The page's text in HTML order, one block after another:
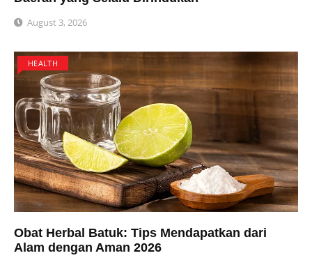
August 3, 2026
HEALTH
Obat Herbal Batuk: Tips Mendapatkan dari
Alam dengan Aman 2026